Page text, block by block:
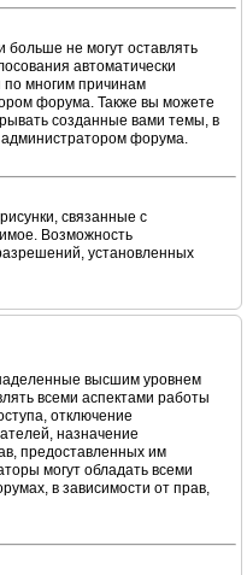
больше не могут оставлять
автоматически
многим причинам
форума. Также вы можете
созданные вами темы, в
администратором форума.
связанные с
Возможность
установленных
высшим уровнем
всеми аспектами работы
отключение
назначение
предоставленных им
могут обладать всеми
в зависимости от прав,